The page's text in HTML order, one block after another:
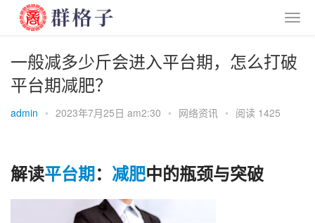
一般减多少斤会进入平台期，怎么打破
平台期减肥？
admin • 2023年7月25日 am2:30 • 网络资讯 • 阅读 1425
解读平台期： 减肥中的瓶颈与突破